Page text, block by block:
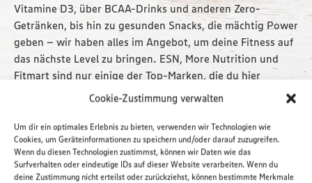
Cookie-Zustimmung verwalten
Um dir ein optimales Erlebnis zu bieten, verwenden wir Technologien wie
Cookies, um Geräteinformationen zu speichern und/oder darauf zuzugreifen.
Wenn du diesen Technologien zustimmst, können wir Daten wie das
Surfverhalten oder eindeutige IDs auf dieser Website verarbeiten. Wenn du
deine Zustimmung nicht erteilst oder zurückziehst, können bestimmte Merkmale
Vitamine D3, über BCAA-Drinks und anderen Zero-
Getränken, bis hin zu gesunden Snacks, die mächtig Power
geben – wir haben alles im Angebot, um deine Fitness auf
das nächste Level zu bringen. ESN, More Nutrition und
Fitmart sind nur einige der Top-Marken, die du hier
findest. Das ist einzigartig im deutschen Einzelhandel!
Lageplan öffnen